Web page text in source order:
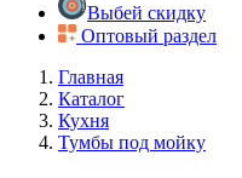
Выбей скидку
Оптовый раздел
Главная
Каталог
Кухня
Тумбы под мойку